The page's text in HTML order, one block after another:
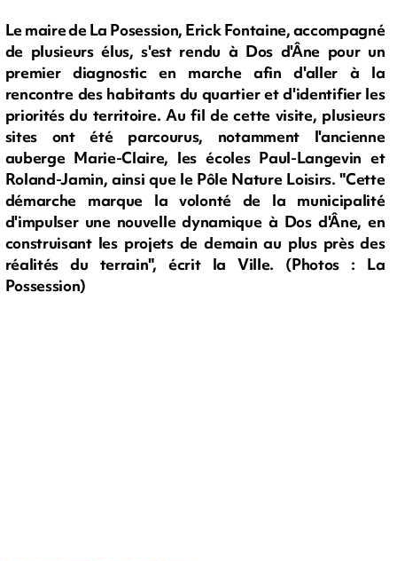
Le maire de La Posession, Erick Fontaine, accompagné
de plusieurs élus, s'est rendu à Dos d'Âne pour un
premier diagnostic en marche afin d'aller à la
rencontre des habitants du quartier et d'identifier les
priorités du territoire. Au fil de cette visite, plusieurs
sites ont été parcourus, notamment l'ancienne
auberge Marie-Claire, les écoles Paul-Langevin et
Roland-Jamin, ainsi que le Pôle Nature Loisirs. "Cette
démarche marque la volonté de la municipalité
d'impulser une nouvelle dynamique à Dos d'Âne, en
construisant les projets de demain au plus près des
réalités du terrain", écrit la Ville. (Photos : La
Possession)